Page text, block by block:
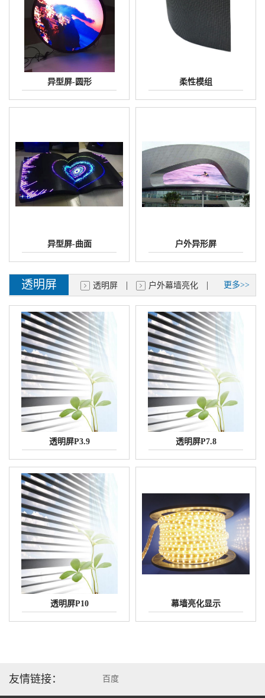
异型屏-圆形 柔性模组
异型屏-曲面 户外异形屏
透明屏 更多>>
透明屏 | 户外幕墙亮化 |
透明屏P3.9 透明屏P7.8
透明屏P10 幕墙亮化显示
友情链接： 百度